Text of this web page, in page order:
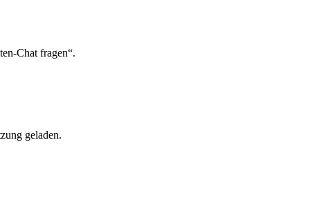
Chat fragen“.
geladen.